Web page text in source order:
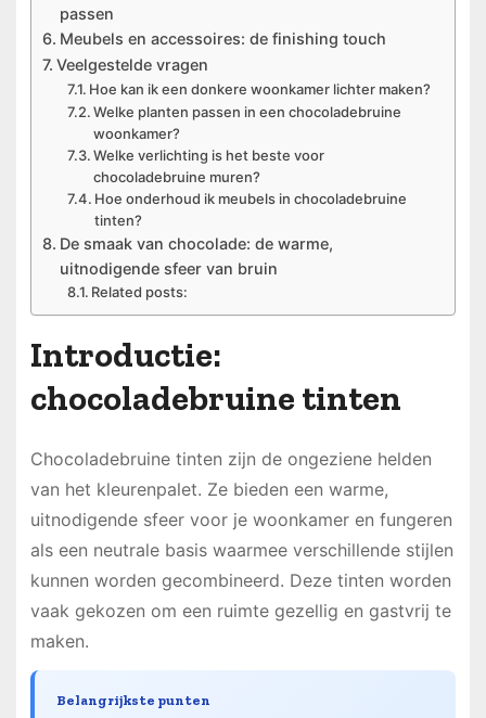
passen
Meubels en accessoires: de finishing touch
Veelgestelde vragen
Hoe kan ik een donkere woonkamer lichter maken?
Welke planten passen in een chocoladebruine
woonkamer?
Welke verlichting is het beste voor
chocoladebruine muren?
Hoe onderhoud ik meubels in chocoladebruine
tinten?
De smaak van chocolade: de warme,
uitnodigende sfeer van bruin
Related posts:
Introductie:
chocoladebruine tinten
Chocoladebruine tinten zijn de ongeziene helden
van het kleurenpalet. Ze bieden een warme,
uitnodigende sfeer voor je woonkamer en fungeren
als een neutrale basis waarmee verschillende stijlen
kunnen worden gecombineerd. Deze tinten worden
vaak gekozen om een ruimte gezellig en gastvrij te
maken.
Belangrijkste punten